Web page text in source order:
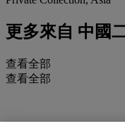
更多來自 中國
查看全部
查看全部